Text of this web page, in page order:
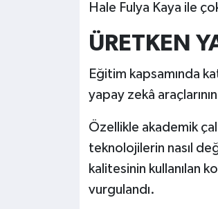
Hale Fulya Kaya ile
ÜRETKEN
Eğitim kapsamında
yapay zekâ
Özellikle akademik
teknolojilerin nasıl
kalitesinin kullanılan
vurgulandı.